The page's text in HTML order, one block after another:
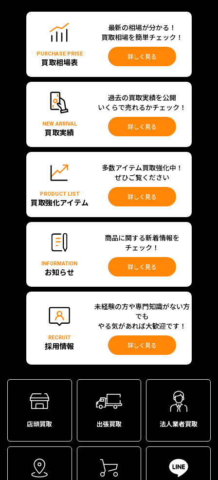
PURCHASE PRISE
買取相場表
最新の相場が分かる！
買取相場を簡単チェック！
詳しく見る
NEW ARRIVAL
買取実績
過去の買取実績を公開
いくらで売れるかチェック！
詳しく見る
PRODUCT LIST
買取強化アイテム
多数アイテム買取強化中！
ぜひご覧ください
詳しく見る
INFORMATION
お知らせ
商品に関する新着情報を
チェック！
詳しく見る
RECRUIT
採用情報
未経験の方や専門知識がない方
でも
やる気があれば大歓迎です！
詳しく見る
店頭買取 出張買取 法人業者買取